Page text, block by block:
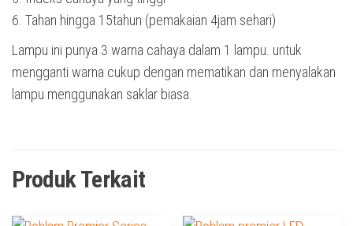
6. Tahan hingga 15tahun (pemakaian 4jam sehari)
Lampu ini punya 3 warna cahaya dalam 1 lampu. untuk
mengganti warna cukup dengan mematikan dan menyalakan
lampu menggunakan saklar biasa.
Produk Terkait